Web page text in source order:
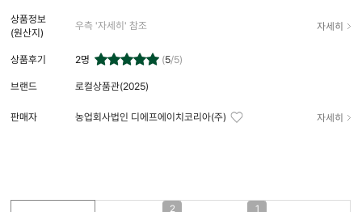
상품정보
(원산지)
우측 '자세히' 참조 자세히
상품후기 2명 (5/5)
브랜드 로컬상품관(2025)
판매자 농업회사법인 디에프에이치코리아(주) 자세히
2 1